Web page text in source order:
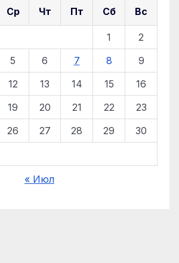
Ср Чт Пт Сб Вс
1
2
5 6 7 8
9
12 13 14 15
16
19 20 21 22
23
26 27 28 29
30
« Июл